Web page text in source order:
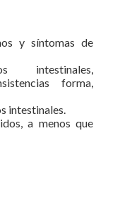
y síntomas de
intestinales,
forma,
intestinales.
a menos que